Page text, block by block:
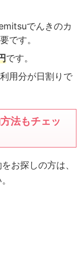
でんきのカ
です。
です。
用分が日割りで
法もチェッ
お探しの方は、